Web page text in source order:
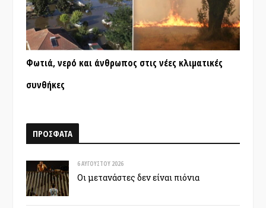
Φωτιά, νερό και άνθρωπος στις νέες κλιματικές
συνθήκες
ΠΡΟΣΦΑΤΑ
6 ΑΥΓΟΎΣΤΟΥ 2026
Οι μετανάστες δεν είναι πιόνια